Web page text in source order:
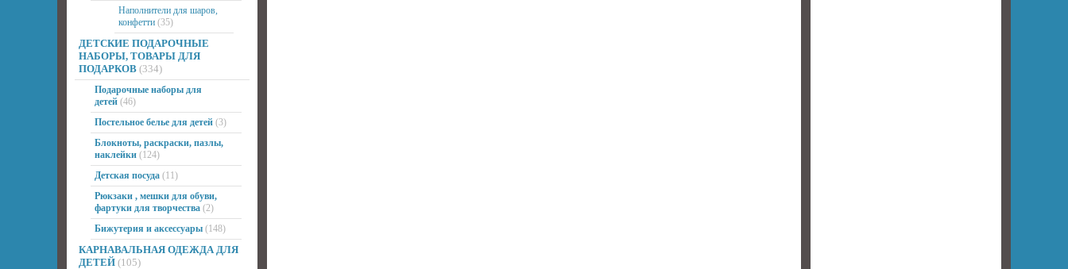
Наполнители для шаров,
конфетти (35)
ДЕТСКИЕ ПОДАРОЧНЫЕ
НАБОРЫ, ТОВАРЫ ДЛЯ
ПОДАРКОВ (334)
Подарочные наборы для
детей (46)
Постельное белье для детей (3)
Блокноты, раскраски, пазлы,
наклейки (124)
Детская посуда (11)
Рюкзаки , мешки для обуви,
фартуки для творчества (2)
Бижутерия и аксессуары (148)
КАРНАВАЛЬНАЯ ОДЕЖДА ДЛЯ
ДЕТЕЙ (105)